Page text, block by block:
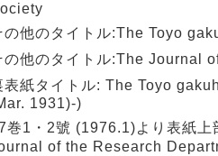
の他のタイトル:The Toyo
の他のタイトル:The Journal
表紙タイトル: The Toyo
1931)-)
巻1・2號 (1976.1)より表紙上
of the Research